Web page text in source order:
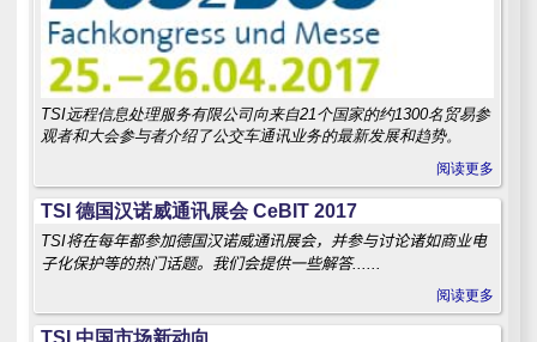
TSI远程信息处理服务有限公司向来自21个国家的约1300名贸易参
观者和大会参与者介绍了公交车通讯业务的最新发展和趋势。
阅读更多
TSI 德国汉诺威通讯展会 CeBIT 2017
TSI将在每年都参加德国汉诺威通讯展会，并参与讨论诸如商业电
子化保护等的热门话题。我们会提供一些解答......
阅读更多
TSI 中国市场新动向